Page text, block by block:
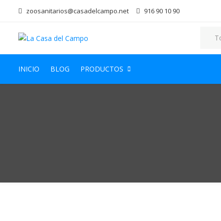
zoosanitarios@casadelcampo.net 916 90 10 90
INICIO BLOG PRODUCTOS